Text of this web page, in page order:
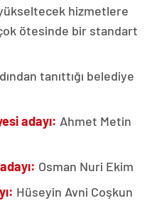
hizmetlere
ötesinde bir standart
tanıttığı belediye
adayı: Ahmet Metin
Osman Nuri Ekim
Hüseyin Avni Coşkun